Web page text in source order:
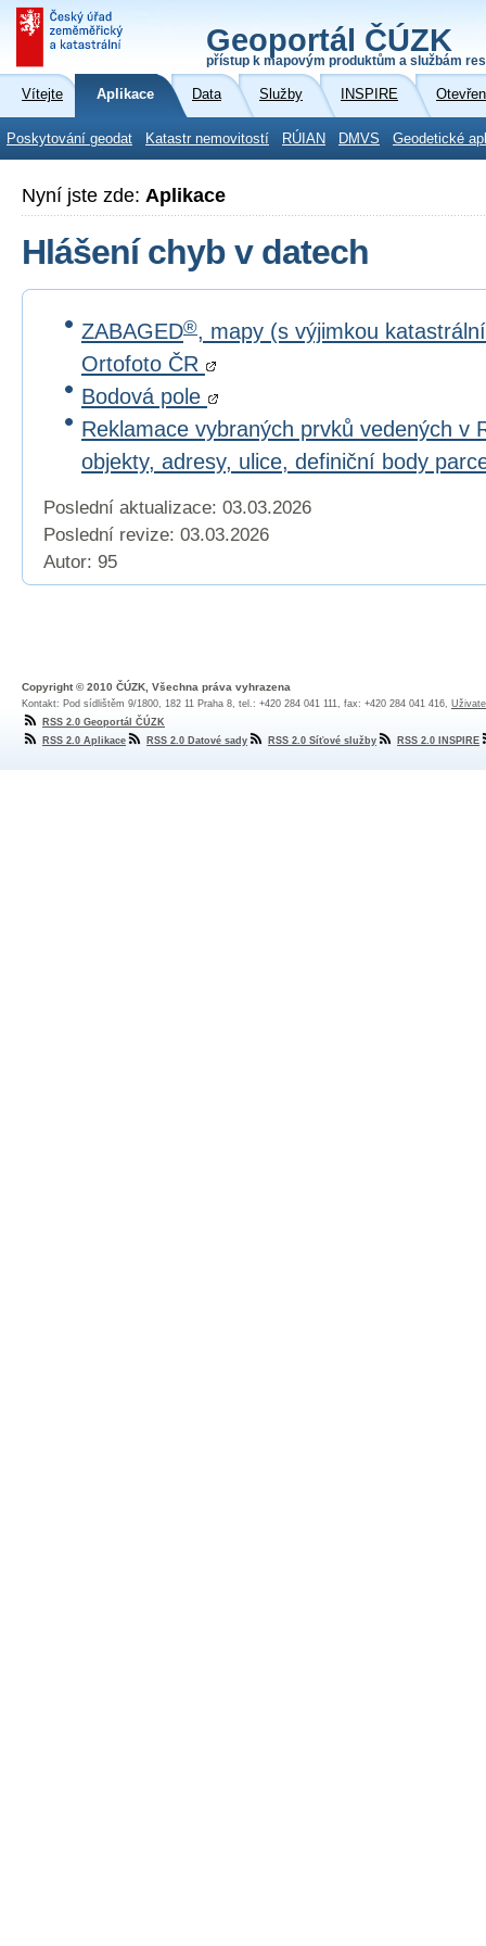
Geoportál ČÚZK
přístup k mapovým produktům a službám
Vítejte Aplikace Data Služby INSPIRE
Poskytování geodat Katastr nemovitostí RÚIAN DMVS Geodetické
Nyní jste zde: Aplikace
Hlášení chyb v datech
ZABAGED®, mapy (s výjimkou
Ortofoto ČR
Bodová pole
Reklamace vybraných prvků vedených v
objekty, adresy, ulice, definiční body
Poslední aktualizace: 03.03.2026
Poslední revize: 03.03.2026
Autor: 95
Copyright © 2010 ČÚZK, Všechna práva vyhrazena
Kontakt: Pod sídlištěm 9/1800, 182 11 Praha 8, tel.: +420 284 041 111, fax: +420 284 041 416,
RSS 2.0 Geoportál ČÚZK
RSS 2.0 Aplikace
RSS 2.0 Datové sady RSS 2.0 Síťové služby RSS 2.0 INSPIRE